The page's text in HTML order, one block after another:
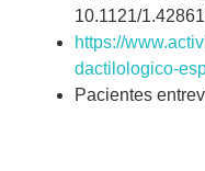
10.1121/
https://
dactilologico-
Pacientes